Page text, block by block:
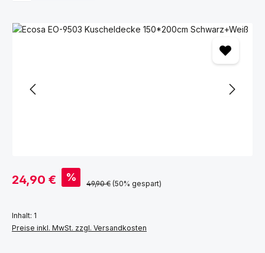
Bildergalerie überspringen
Verkaufspreis:
24,90 € % Regulärer Preis:
49,90 € (50% gespart)
Inhalt: 1
Preise inkl. MwSt. zzgl. Versandkosten